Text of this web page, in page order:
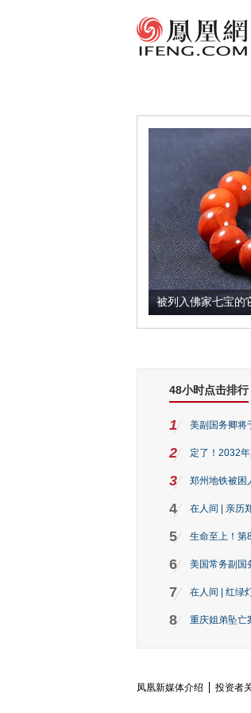
被列入佛家七宝的
48小时点击排行
1 美副国务卿将
2 定了！2032
3 郑州地铁被困
4 在人间 | 亲历
5 生命至上！第
6 美国常务副国
7 在人间 | 红绿
8 重庆姐弟坠亡
凤凰新媒体介绍 投资者